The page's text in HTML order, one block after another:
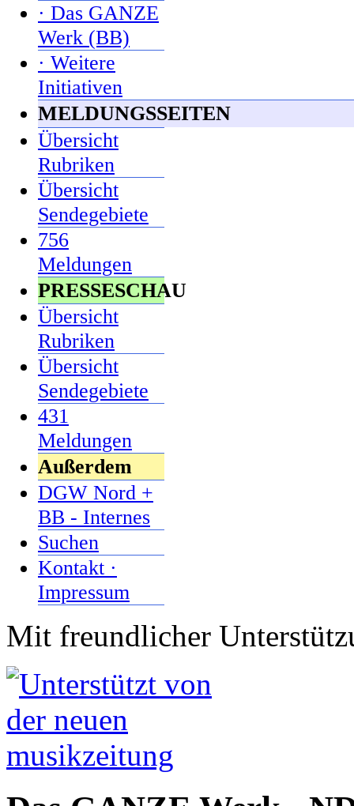
· Das GANZE
Werk (BB)
· Weitere
Initiativen
MELDUNGSSEITEN
Übersicht
Rubriken
Übersicht
Sendegebiete
756
Meldungen
PRESSESCHAU
Übersicht
Rubriken
Übersicht
Sendegebiete
431
Meldungen
Außerdem
DGW Nord +
BB - Internes
Suchen
Kontakt ·
Impressum
Mit freundlicher